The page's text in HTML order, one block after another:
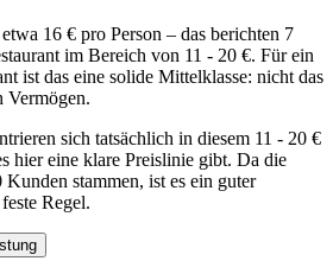
16 € pro Person – das berichten 7
im Bereich von 11 - 20 €. Für ein
ist das eine solide Mittelklasse: nicht das
Vermögen.
sich tatsächlich in diesem 11 - 20 €
hier eine klare Preislinie gibt. Da die
stammen, ist es ein guter
Regel.